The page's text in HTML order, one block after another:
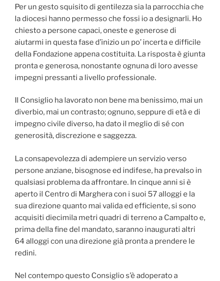
Per un gesto squisito di gentilezza sia la parrocchia che
la diocesi hanno permesso che fossi io a designarli. Ho
chiesto a persone capaci, oneste e generose di
aiutarmi in questa fase d’inizio un po’ incerta e difficile
della Fondazione appena costituita. La risposta è giunta
pronta e generosa, nonostante ognuna di loro avesse
impegni pressanti a livello professionale.
Il Consiglio ha lavorato non bene ma benissimo, mai un
diverbio, mai un contrasto; ognuno, seppure di età e di
impegno civile diverso, ha dato il meglio di sé con
generosità, discrezione e saggezza.
La consapevolezza di adempiere un servizio verso
persone anziane, bisognose ed indifese, ha prevalso in
qualsiasi problema da affrontare. In cinque anni si è
aperto il Centro di Marghera con i suoi 57 alloggi e la
sua direzione quanto mai valida ed efficiente, si sono
acquisiti diecimila metri quadri di terreno a Campalto e,
prima della fine del mandato, saranno inaugurati altri
64 alloggi con una direzione già pronta a prendere le
redini.
Nel contempo questo Consiglio s’è adoperato a